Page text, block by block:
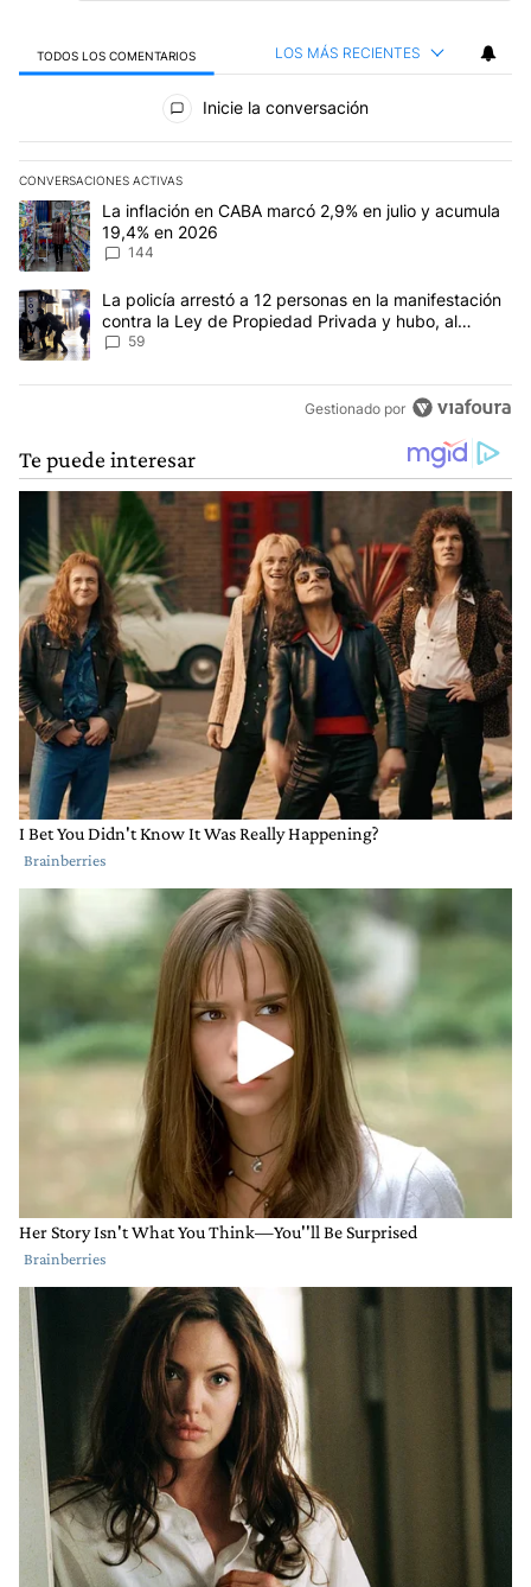
TODOS LOS COMENTARIOS LOS MÁS RECIENTES
Todos los comentarios
Inicie la conversación
CONVERSACIONES ACTIVAS
Este listado muestra los artículos con más comentarios en los
Un artículo de tendencia con el título "La inflación en CABA
La inflación en CABA marcó 2,9% en julio y acumula
19,4% en 2026
144
Un artículo de tendencia con el título "La policía arrestó a 12
La policía arrestó a 12 personas en la manifestación
contra la Ley de Propiedad Privada y hubo, al
menos, 3 agentes heridos
59
Gestionado por